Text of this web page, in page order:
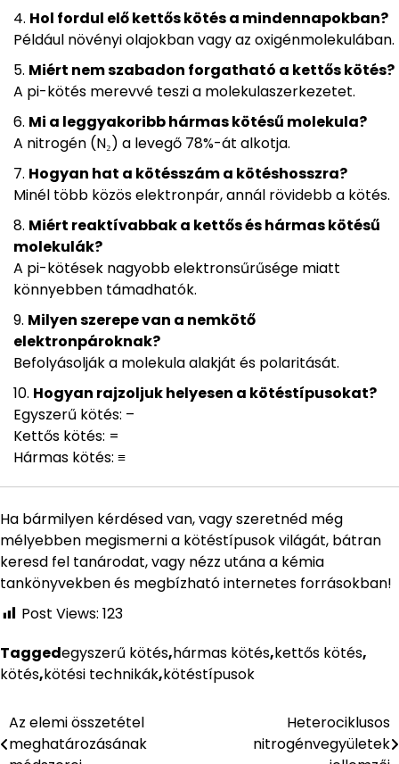
Hol fordul elő kettős kötés a mindennapokban?
Például növényi olajokban vagy az oxigénmolekulában.
Miért nem szabadon forgatható a kettős kötés?
A pi-kötés merevvé teszi a molekulaszerkezetet.
Mi a leggyakoribb hármas kötésű molekula?
A nitrogén (N₂) a levegő 78%-át alkotja.
Hogyan hat a kötésszám a kötéshosszra?
Minél több közös elektronpár, annál rövidebb a kötés.
Miért reaktívabbak a kettős és hármas kötésű
molekulák?
A pi-kötések nagyobb elektronsűrűsége miatt
könnyebben támadhatók.
Milyen szerepe van a nemkötő
elektronpároknak?
Befolyásolják a molekula alakját és polaritását.
Hogyan rajzoljuk helyesen a kötéstípusokat?
Egyszerű kötés: –
Kettős kötés: =
Hármas kötés: ≡
Ha bármilyen kérdésed van, vagy szeretnéd még
mélyebben megismerni a kötéstípusok világát, bátran
keresd fel tanárodat, vagy nézz utána a kémia
tankönyvekben és megbízható internetes forrásokban!
Post Views: 123
Taggedegyszerű kötés,hármas kötés,kettős kötés,
kötés,kötési technikák,kötéstípusok
Bejegyzés
Az elemi összetétel
meghatározásának
Heterociklusos
nitrogénvegyületek